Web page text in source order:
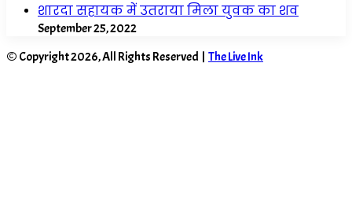
शारदा सहायक में उतराया मिला युवक का शव
September 25, 2022
© Copyright 2026, All Rights Reserved | The Live Ink